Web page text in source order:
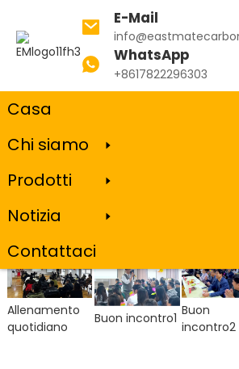
E-Mail
WhatsApp
+8617822296303
Casa
Chi siamo
Prodotti
Notizia
Contattaci
La nostra cultura e
Allenamento
quotidiano
Buon incontro1
Buon
incontro2